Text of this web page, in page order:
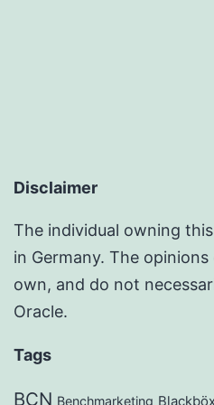
Disclaimer
The individual owning
in Germany. The
own, and do not
Oracle.
Tags
BCN Benchmarketing